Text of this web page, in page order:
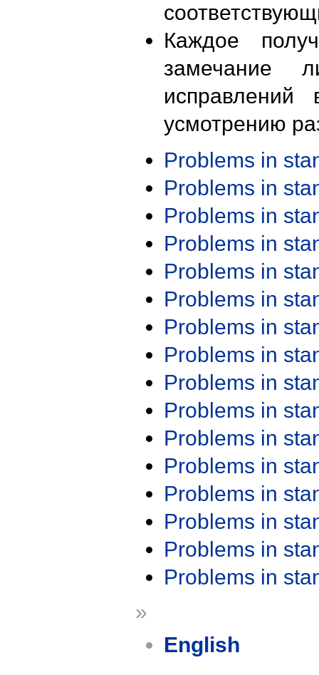
Каждое
замечание
исправлений
усмотрению
Problems in
Problems in
Problems in
Problems in
Problems in
Problems in
Problems in
Problems in
Problems in
Problems in
Problems in
Problems in
Problems in
Problems in
Problems in
Problems in
»
English